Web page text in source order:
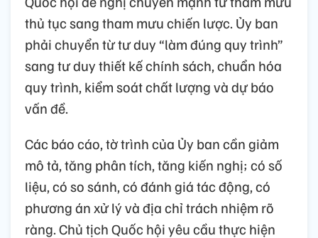
thủ tục sang tham mưu chiến lược. Ủy ban
phải chuyển từ tư duy “làm đúng quy trình”
sang tư duy thiết kế chính sách, chuẩn hóa
quy trình, kiểm soát chất lượng và dự báo
vấn đề.
Các báo cáo, tờ trình của Ủy ban cần giảm
mô tả, tăng phân tích, tăng kiến nghị; có số
liệu, có so sánh, có đánh giá tác động, có
phương án xử lý và địa chỉ trách nhiệm rõ
ràng. Chủ tịch Quốc hội yêu cầu thực hiện